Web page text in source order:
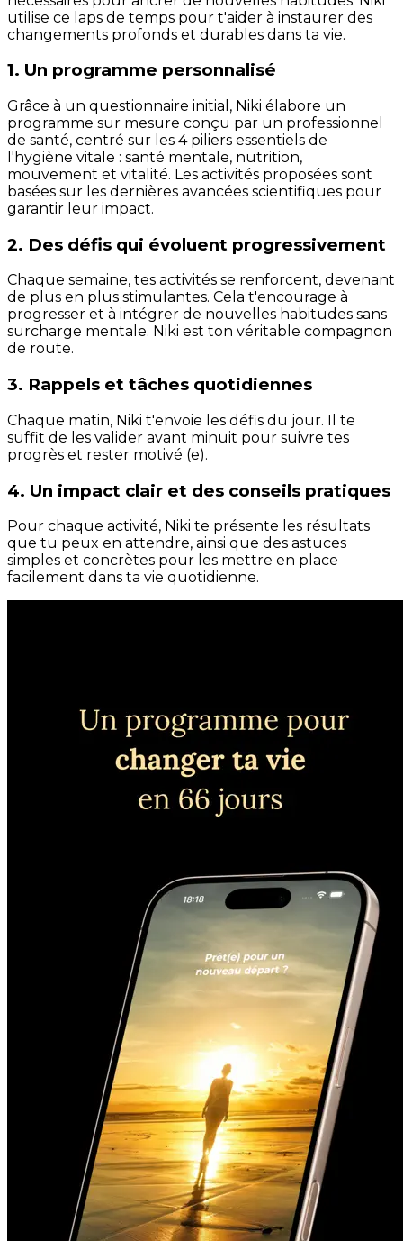
utilise ce laps de temps pour t'aider à instaurer des
changements profonds et durables dans ta vie.
1. Un programme personnalisé
Grâce à un questionnaire initial, Niki élabore un
programme sur mesure conçu par un professionnel
de santé, centré sur les 4 piliers essentiels de
l'hygiène vitale : santé mentale, nutrition,
mouvement et vitalité. Les activités proposées sont
basées sur les dernières avancées scientifiques pour
garantir leur impact.
2. Des défis qui évoluent progressivement
Chaque semaine, tes activités se renforcent, devenant
de plus en plus stimulantes. Cela t'encourage à
progresser et à intégrer de nouvelles habitudes sans
surcharge mentale. Niki est ton véritable compagnon
de route.
3. Rappels et tâches quotidiennes
Chaque matin, Niki t'envoie les défis du jour. Il te
suffit de les valider avant minuit pour suivre tes
progrès et rester motivé (e).
4. Un impact clair et des conseils pratiques
Pour chaque activité, Niki te présente les résultats
que tu peux en attendre, ainsi que des astuces
simples et concrètes pour les mettre en place
facilement dans ta vie quotidienne.